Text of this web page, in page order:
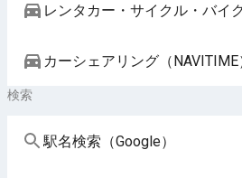
レンタカー・サイクル・バイ
カーシェアリング（NAVITIME
検索
駅名検索（Google）